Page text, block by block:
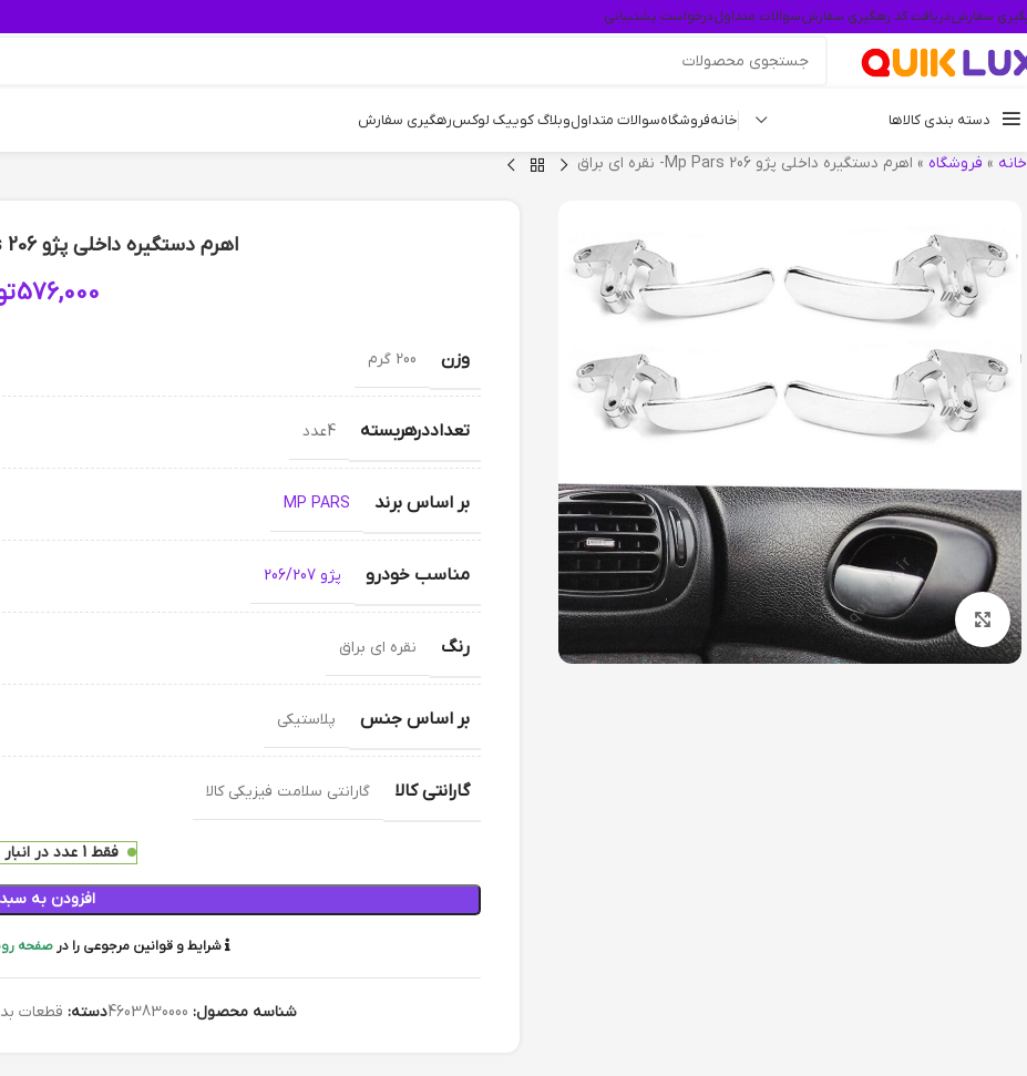
سفارشدریافت کد رهگیری سفارشسوالات متداولدرخواست پشتیبانی
دسته بندی کالاها خانهفروشگاهسوالات متداولوبلاگ کوییک لوکسرهگیری سفارش
خانه » فروشگاه » اهرم دستگیره داخلی پژو 206 Mp Pars- نقره ای براق
بزرگنمایی تصویر
اهرم دستگیره داخلی پژو 206 Mp Pars- نقره ای براق
576,000
وزن 200 گرم
تعداددرهربسته 4عدد
بر اساس برند MP PARS
مناسب خودرو پژو 206/207
رنگ نقره ای براق
بر اساس جنس پلاستیکی
گارانتی کالا گارانتی سلامت فیزیکی کالا
فقط 1 عدد در انبار موجود است
افزودن به
شرایط و قوانین مرجوعی را در صفحه
شناسه محصول: 4603830000دسته: قطعات